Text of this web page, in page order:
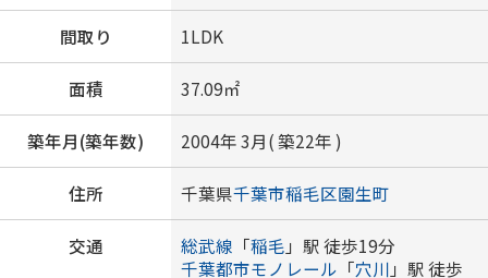
間取り 1LDK
面積 37.09㎡
築年月(築年数) 2004年 3月( 築22年 )
住所 千葉県千葉市稲毛区園生町
交通 総武線 「稲毛 」駅 徒歩19分
千葉都市モノレール 「穴川 」駅 徒歩